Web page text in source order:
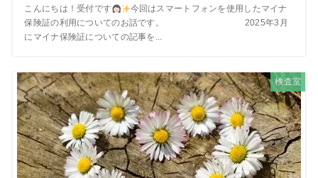
こんにちは！受付です
今回はスマートフォンを使用したマイナ
保険証の利用についてのお話です。 2025年3月
にマイナ保険証についての記事を...
検査室